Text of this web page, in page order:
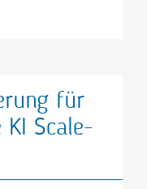
für
KI Scale-